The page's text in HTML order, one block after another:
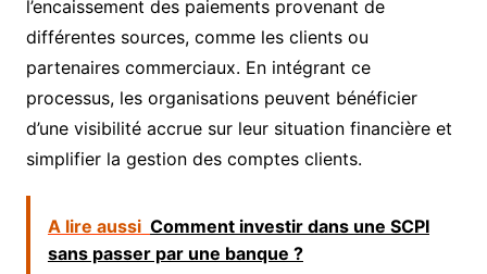
l’encaissement des paiements provenant de
différentes sources, comme les clients ou
partenaires commerciaux. En intégrant ce
processus, les organisations peuvent bénéficier
d’une visibilité accrue sur leur situation financière et
simplifier la gestion des comptes clients.
A lire aussi Comment investir dans une SCPI
sans passer par une banque ?